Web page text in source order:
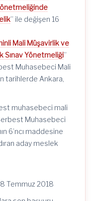
” ile değişen 16
Mali Müşavirlik ve
Sınav Yönetmeliği”
Muhasebeci Mali
tarihlerde Ankara,
muhasebeci mali
Muhasebeci
6’ncı maddesine
aday meslek
2018